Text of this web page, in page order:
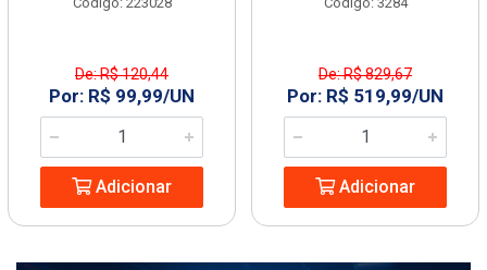
De: R$ 120,44
Por: R$ 99,99/UN
Adicionar
De: R$ 829,67
Por: R$ 519,99/UN
Adicionar